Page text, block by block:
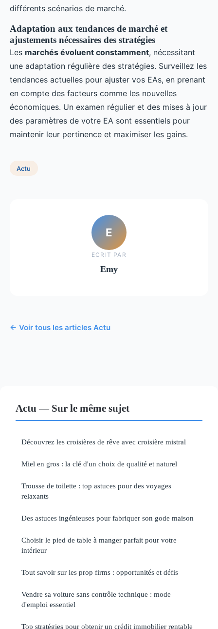
différents scénarios de marché.
Adaptation aux tendances de marché et
ajustements nécessaires des stratégies
Les marchés évoluent constamment, nécessitant
une adaptation régulière des stratégies. Surveillez les
tendances actuelles pour ajuster vos EAs, en prenant
en compte des facteurs comme les nouvelles
économiques. Un examen régulier et des mises à jour
des paramètres de votre EA sont essentiels pour
maintenir leur pertinence et maximiser les gains.
Actu
E
ECRIT PAR
Emy
← Voir tous les articles Actu
Actu — Sur le même sujet
Découvrez les croisières de rêve avec croisière mistral
Miel en gros : la clé d'un choix de qualité et naturel
Trousse de toilette : top astuces pour des voyages
relaxants
Des astuces ingénieuses pour fabriquer son gode maison
Choisir le pied de table à manger parfait pour votre
intérieur
Tout savoir sur les prop firms : opportunités et défis
Vendre sa voiture sans contrôle technique : mode
d'emploi essentiel
Top stratégies pour obtenir un crédit immobilier rentable